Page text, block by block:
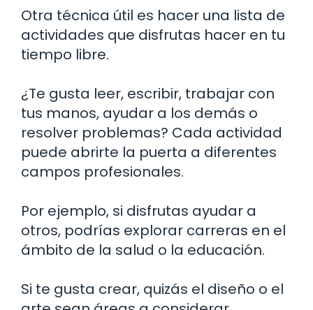
Otra técnica útil es hacer una lista de
actividades que disfrutas hacer en tu
tiempo libre.
¿Te gusta leer, escribir, trabajar con
tus manos, ayudar a los demás o
resolver problemas? Cada actividad
puede abrirte la puerta a diferentes
campos profesionales.
Por ejemplo, si disfrutas ayudar a
otros, podrías explorar carreras en el
ámbito de la salud o la educación.
Si te gusta crear, quizás el diseño o el